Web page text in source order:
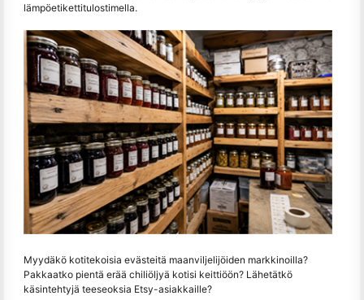
lämpöetikettitulostimella.
Myydäkö kotitekoisia evästeitä maanviljelijöiden markkinoilla?
Pakkaatko pientä erää chiliöljyä kotisi keittiöön? Lähetätkö
käsintehtyjä teeseoksia Etsy-asiakkaille?